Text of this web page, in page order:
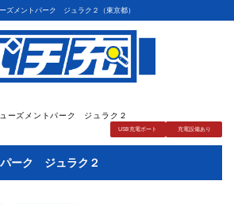
ズメントパーク ジュラク２（東京都）
ーズメントパーク ジュラク２
USB充電ポート 充電設備あり
ーク ジュラク２